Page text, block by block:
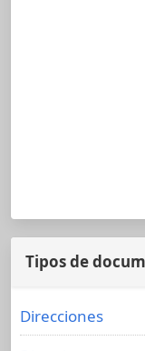
Tipos de
Direcciones